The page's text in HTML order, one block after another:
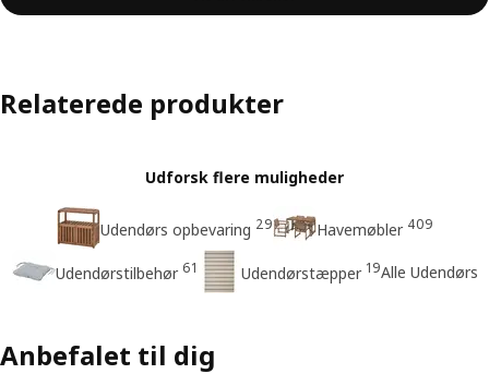
Relaterede produkter
Udforsk flere muligheder
Udendørs opbevaring 29 Havemøbler 409
Udendørstilbehør 61 Udendørstæpper 19Alle Udendørs
Anbefalet til dig